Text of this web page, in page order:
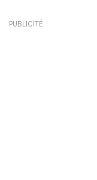
PUBLICITÉ